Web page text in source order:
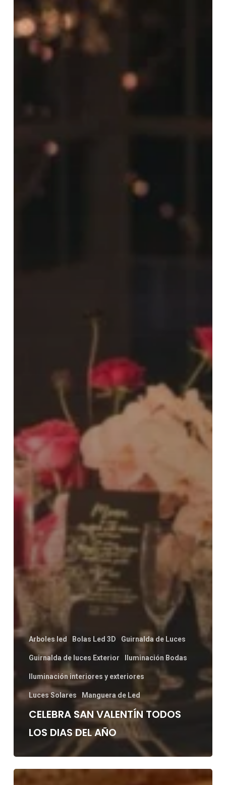
Arboles led Bolas Led 3D Guirnalda de Luces
Guirnalda de luces Exterior Iluminación Bodas
Iluminación interiores y exteriores
Luces Solares Manguera de Led
CELEBRA SAN VALENTÍN TODOS
LOS DIAS DEL AÑO
FIGURAS